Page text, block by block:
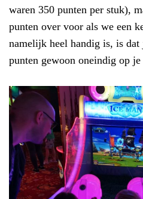
waren 350 punten per stuk),
punten over voor als we een
namelijk heel handig is, is dat
punten gewoon oneindig op